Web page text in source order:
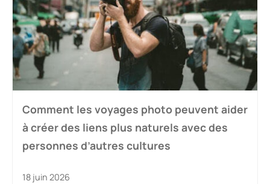
Comment les voyages photo peuvent aider
à créer des liens plus naturels avec des
personnes d’autres cultures
18 juin 2026